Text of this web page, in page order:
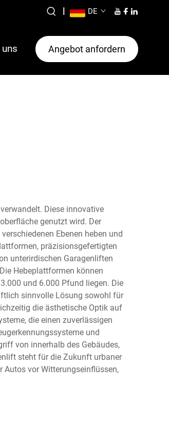
| DE
Angebot anfordern
Diese innovative
genutzt wird. Der
Ebenen heben und
präzisionsgefertigten
unterirdischen Garagenliften
Hebeplattformen können
und 6.000 Pfund liegen. Die
sinnvolle Lösung sowohl für
die ästhetische Optik auf
die einen zuverlässigen
und
von innerhalb des Gebäudes,
steht für die Zukunft urbaner
Autos vor Witterungseinflüssen,